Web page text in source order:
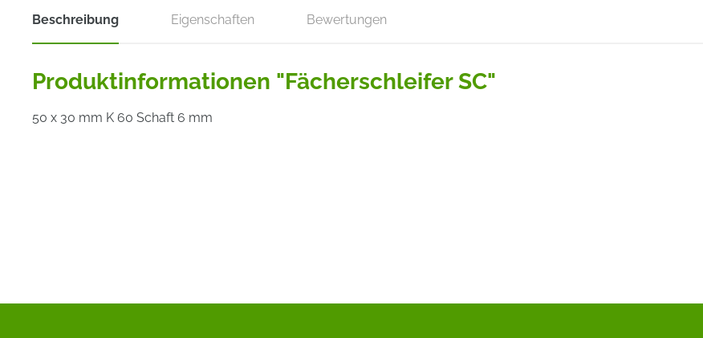
Beschreibung Eigenschaften Bewertungen
Produktinformationen "Fächerschleifer SC"
50 x 30 mm K 60 Schaft 6 mm